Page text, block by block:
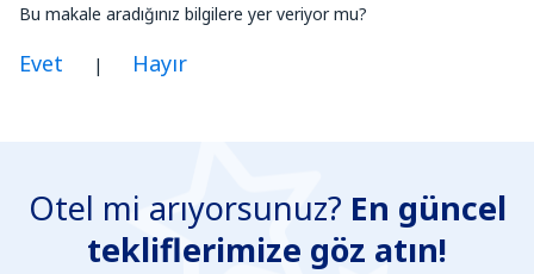
Bu makale aradığınız bilgilere yer veriyor mu?
Evet | Hayır
Yanlış bilgi içeriyor
Konun ayrıntılarını içermiyor.
Otel mi arıyorsunuz? En güncel
tekliflerimize göz atın!